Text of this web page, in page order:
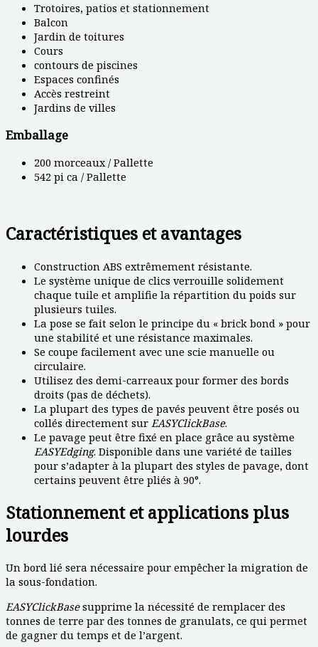
Trotoires, patios et stationnement
Balcon
Jardin de toitures
Cours
contours de piscines
Espaces confinés
Accès restreint
Jardins de villes
Emballage
200 morceaux / Pallette
542 pi ca / Pallette
Caractéristiques et avantages
Construction ABS extrêmement résistante.
Le système unique de clics verrouille solidement
chaque tuile et amplifie la répartition du poids sur
plusieurs tuiles.
La pose se fait selon le principe du « brick bond » pour
une stabilité et une résistance maximales.
Se coupe facilement avec une scie manuelle ou
circulaire.
Utilisez des demi-carreaux pour former des bords
droits (pas de déchets).
La plupart des types de pavés peuvent être posés ou
collés directement sur EASYClickBase.
Le pavage peut être fixé en place grâce au système
EASYEdging. Disponible dans une variété de tailles
pour s’adapter à la plupart des styles de pavage, dont
certains peuvent être pliés à 90°.
Stationnement et applications plus
lourdes
Un bord lié sera nécessaire pour empêcher la migration de
la sous-fondation.
EASYClickBasesupprime la nécessité de remplacer des
tonnes de terre par des tonnes de granulats, ce qui permet
de gagner du temps et de l’argent.